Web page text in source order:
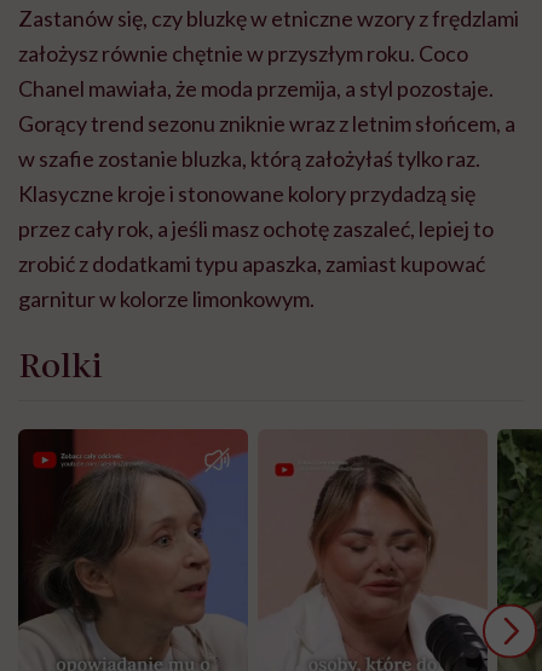
Zastanów się, czy bluzkę w etniczne wzory z frędzlami
założysz równie chętnie w przyszłym roku. Coco
Chanel mawiała, że moda przemija, a styl pozostaje.
Gorący trend sezonu zniknie wraz z letnim słońcem, a
w szafie zostanie bluzka, którą założyłaś tylko raz.
Klasyczne kroje i stonowane kolory przydadzą się
przez cały rok, a jeśli masz ochotę zaszaleć, lepiej to
zrobić z dodatkami typu apaszka, zamiast kupować
garnitur w kolorze limonkowym.
Rolki